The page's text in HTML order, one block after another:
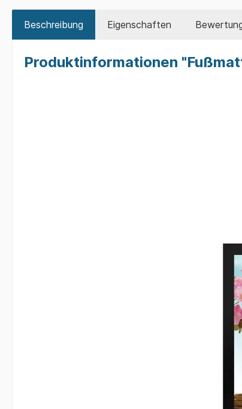
Schlüsselanhänger
Beschreibung Eigenschaften
Produktinformationen